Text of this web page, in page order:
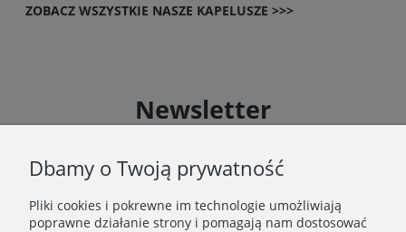
ZOBACZ WSZYSTKIE NASZE KAPELUSZE >>>
Newsletter
zgodnie z Regulaminem akcji promocyjnej
Zapisz się
Dbamy o Twoją prywatność
Pliki cookies i pokrewne im technologie umożliwiają
poprawne działanie strony i pomagają nam dostosować